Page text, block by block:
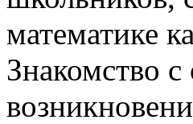
математике
Знакомство